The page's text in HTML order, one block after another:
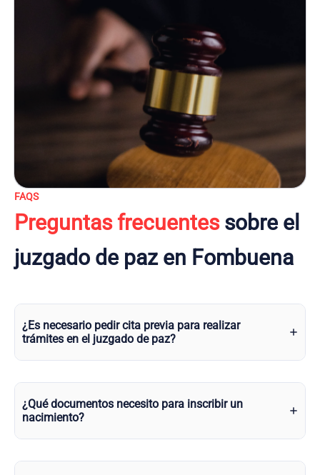
FAQS
Preguntas frecuentessobre el
juzgado de paz en Fombuena
¿Es necesario pedir cita previa para realizar
trámites en el juzgado de paz?
¿Qué documentos necesito para inscribir un
nacimiento?